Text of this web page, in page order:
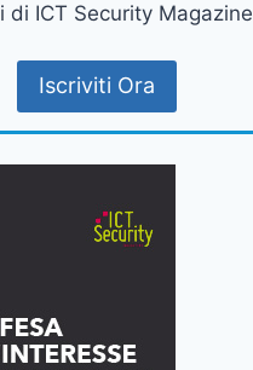
di ICT Security Magazine
Iscriviti Ora